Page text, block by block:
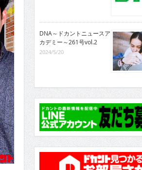
DNA～ドカントニュースア
カデミー～261号vol.2
2024/5/20